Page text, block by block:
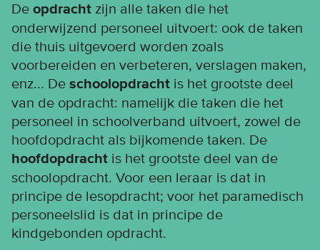
De opdracht zijn alle taken die het
onderwijzend personeel uitvoert: ook de taken
die thuis uitgevoerd worden zoals
voorbereiden en verbeteren, verslagen maken,
enz... De schoolopdracht is het grootste deel
van de opdracht: namelijk die taken die het
personeel in schoolverband uitvoert, zowel de
hoofdopdracht als bijkomende taken. De
hoofdopdracht is het grootste deel van de
schoolopdracht. Voor een leraar is dat in
principe de lesopdracht; voor het paramedisch
personeelslid is dat in principe de
kindgebonden opdracht.